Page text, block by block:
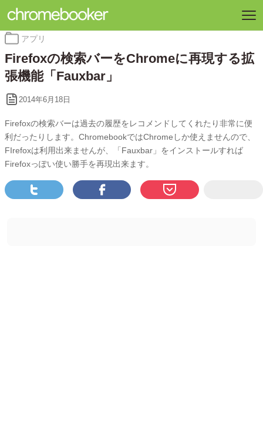
カ
ゴ
リ
ー:
アプリ
Firefoxの検索バーをChromeに再現する拡
張機能「Fauxbar」
2014年6月18日
Firefoxの検索バーは過去の履歴をレコメンドしてくれたり非常に便
利だったりします。ChromebookではChromeしか使えませんので、
FIrefoxは利用出来ませんが、「Fauxbar」をインストールすれば
Firefoxっぽい使い勝手を再現出来ます。